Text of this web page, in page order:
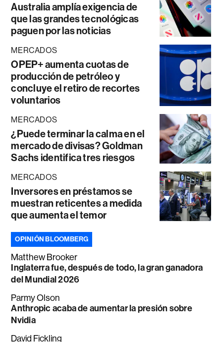
Australia amplía exigencia de
que las grandes tecnológicas
paguen por las noticias
MERCADOS
OPEP+ aumenta cuotas de
producción de petróleo y
concluye el retiro de recortes
voluntarios
MERCADOS
¿Puede terminar la calma en el
mercado de divisas? Goldman
Sachs identifica tres riesgos
MERCADOS
Inversores en préstamos se
muestran reticentes a medida
que aumenta el temor
OPINIÓN BLOOMBERG
Matthew Brooker
Inglaterra fue, después de todo, la gran ganadora
del Mundial 2026
Parmy Olson
Anthropic acaba de aumentar la presión sobre
Nvidia
David Fickling